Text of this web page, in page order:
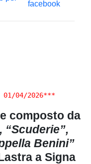
04/2026***
composto da
“Scuderie”,
Benini”
a Signa